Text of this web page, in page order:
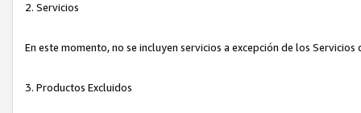
2. Servicios
En este momento, no se incluyen servicios a excepción de los
3. Productos Excluidos